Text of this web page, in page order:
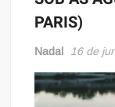
PARIS)
Nadal 16 de